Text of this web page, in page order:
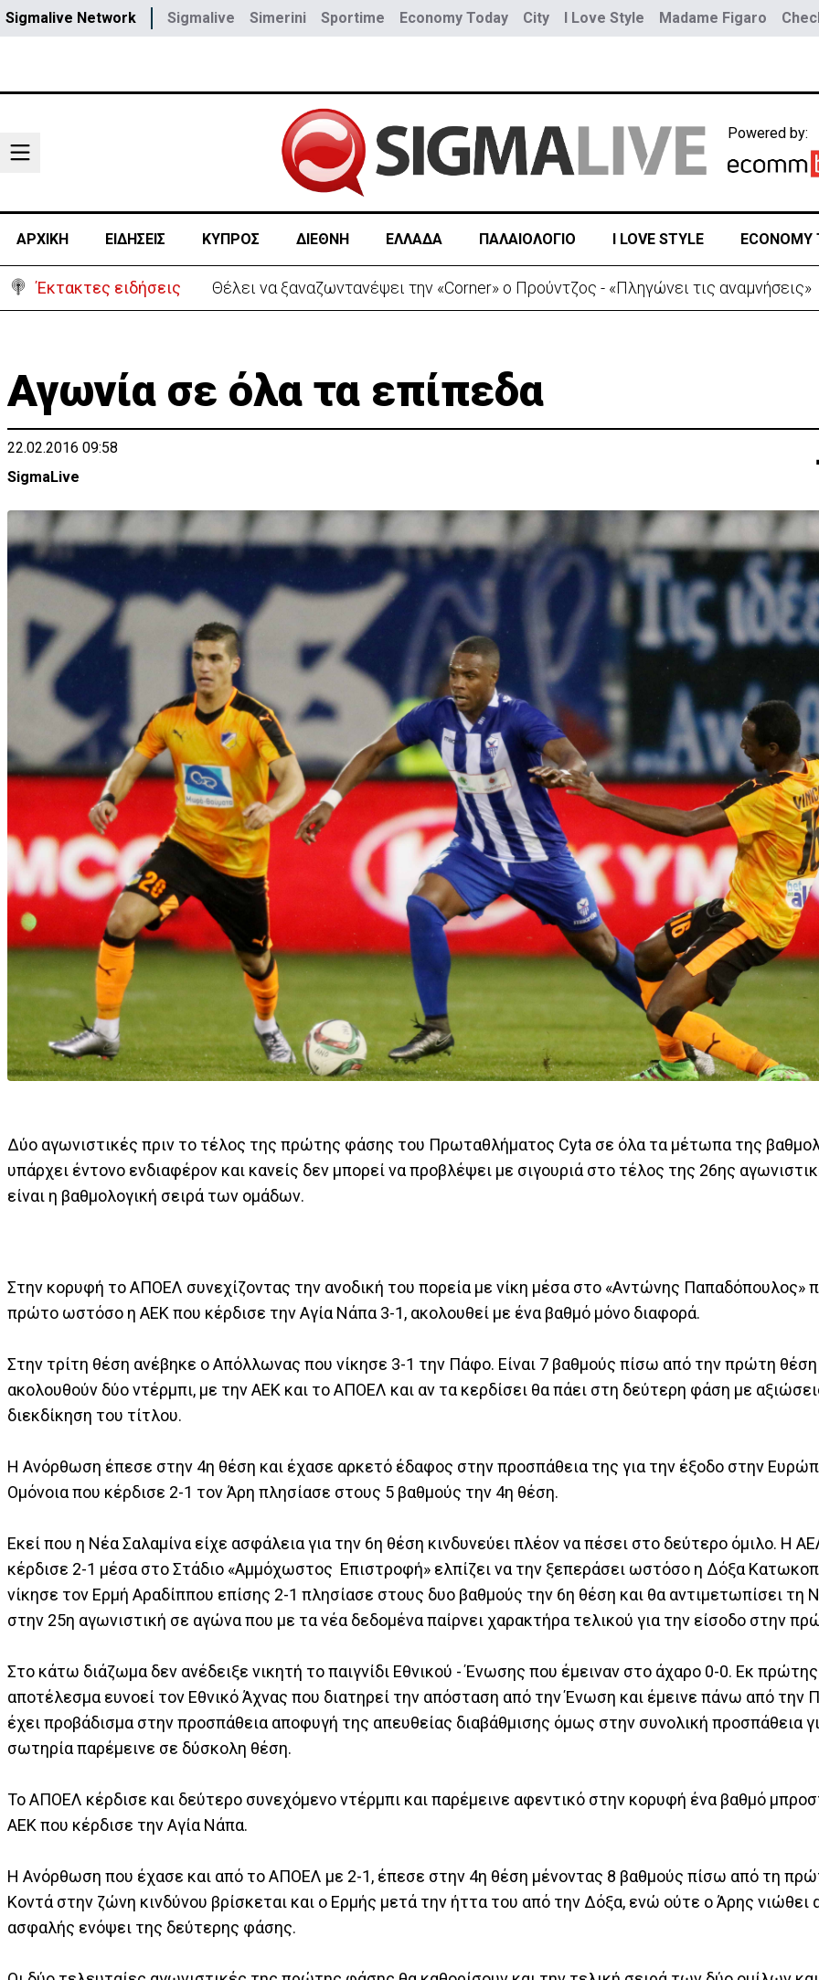
Sigmalive Network Sigmalive Simerini Sportime Economy Today City I Love Style Madame Figaro
Powered by:
ΑΡΧΙΚΗ ΕΙΔΗΣΕΙΣ ΚΥΠΡΟΣ ΔΙΕΘΝΗ ΕΛΛΑΔΑ ΠΑΛΑΙΟΛΟΓΙΟ I LOVE STYLE ECONOMY
Έκτακτες ειδήσεις Θέλει να ξαναζωντανέψει την «Corner» o Προύντζος - «Πληγώνει τις αναμνήσεις»
Αγωνία σε όλα τα επίπεδα
22.02.2016 09:58
SigmaLive
Δύο αγωνιστικές πριν το τέλος της πρώτης φάσης του Πρωταθλήματος Cyta σε όλα τα μέτωπα της
υπάρχει έντονο ενδιαφέρον και κανείς δεν μπορεί να προβλέψει με σιγουριά στο τέλος της 26ης
είναι η βαθμολογική σειρά των ομάδων.
Στην κορυφή το ΑΠΟΕΛ συνεχίζοντας την ανοδική του πορεία με νίκη μέσα στο «Αντώνης Παπαδόπουλος»
πρώτο ωστόσο η ΑΕΚ που κέρδισε την Αγία Νάπα 3-1, ακολουθεί με ένα βαθμό μόνο διαφορά.
Στην τρίτη θέση ανέβηκε ο Απόλλωνας που νίκησε 3-1 την Πάφο. Είναι 7 βαθμούς πίσω από την πρώτη
ακολουθούν δύο ντέρμπι, με την ΑΕΚ και το ΑΠΟΕΛ και αν τα κερδίσει θα πάει στη δεύτερη φάση με
διεκδίκηση του τίτλου.
Η Ανόρθωση έπεσε στην 4η θέση και έχασε αρκετό έδαφος στην προσπάθεια της για την έξοδο στην
Ομόνοια που κέρδισε 2-1 τον Άρη πλησίασε στους 5 βαθμούς την 4η θέση.
Εκεί που η Νέα Σαλαμίνα είχε ασφάλεια για την 6η θέση κινδυνεύει πλέον να πέσει στο δεύτερο όμιλο. Η
κέρδισε 2-1 μέσα στο Στάδιο «Αμμόχωστος Επιστροφή» ελπίζει να την ξεπεράσει ωστόσο η Δόξα
νίκησε τον Ερμή Αραδίππου επίσης 2-1 πλησίασε στους δυο βαθμούς την 6η θέση και θα αντιμετωπίσει τη
στην 25η αγωνιστική σε αγώνα που με τα νέα δεδομένα παίρνει χαρακτήρα τελικού για την είσοδο στην
Στο κάτω διάζωμα δεν ανέδειξε νικητή το παιγνίδι Εθνικού - Ένωσης που έμειναν στο άχαρο 0-0. Εκ
αποτέλεσμα ευνοεί τον Εθνικό Άχνας που διατηρεί την απόσταση από την Ένωση και έμεινε πάνω από την
έχει προβάδισμα στην προσπάθεια αποφυγή της απευθείας διαβάθμισης όμως στην συνολική προσπάθεια
σωτηρία παρέμεινε σε δύσκολη θέση.
To ΑΠΟΕΛ κέρδισε και δεύτερο συνεχόμενο ντέρμπι και παρέμεινε αφεντικό στην κορυφή ένα βαθμό
ΑΕΚ που κέρδισε την Αγία Νάπα.
Η Ανόρθωση που έχασε και από το ΑΠΟΕΛ με 2-1, έπεσε στην 4η θέση μένοντας 8 βαθμούς πίσω από τη
Κοντά στην ζώνη κινδύνου βρίσκεται και ο Ερμής μετά την ήττα του από την Δόξα, ενώ ούτε ο Άρης νιώθει
ασφαλής ενόψει της δεύτερης φάσης.